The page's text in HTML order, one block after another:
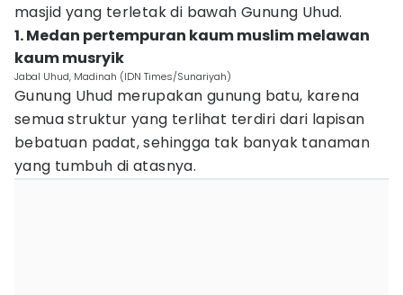
masjid yang terletak di bawah Gunung Uhud.
1. Medan pertempuran kaum muslim melawan
kaum musryik
Jabal Uhud, Madinah (IDN Times/Sunariyah)
Gunung Uhud merupakan gunung batu, karena
semua struktur yang terlihat terdiri dari lapisan
bebatuan padat, sehingga tak banyak tanaman
yang tumbuh di atasnya.